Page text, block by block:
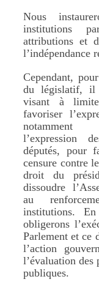
Nous
institutions
attributions et
l’indépendance
Cependant,
du législatif, il
visant à
favoriser
notamment
l’expression
députés, pour
censure contre
droit du
dissoudre
au
institutions.
obligerons
Parlement et ce
l’action
l’évaluation des
publiques.